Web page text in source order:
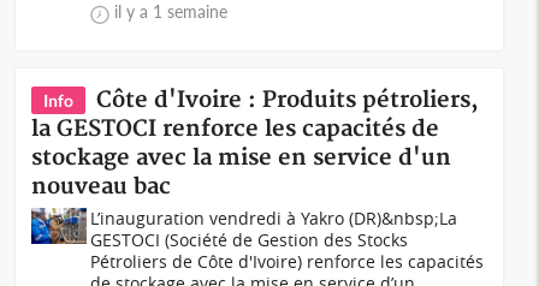
il y a 1 semaine
Info
Côte d'Ivoire : Produits pétroliers,
la GESTOCI renforce les capacités de
stockage avec la mise en service d'un
nouveau bac
L’inauguration vendredi à Yakro (DR)&nbsp;La
GESTOCI (Société de Gestion des Stocks
Pétroliers de Côte d'Ivoire) renforce les capacités